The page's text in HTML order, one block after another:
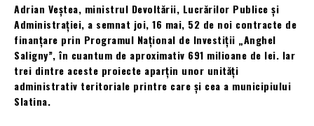
Adrian Veștea, ministrul Devoltării, Lucrărilor Publice și
Administrației, a semnat joi, 16 mai, 52 de noi contracte de
finanțare prin Programul Național de Investiții „Anghel
Saligny”, în cuantum de aproximativ 691 milioane de lei. Iar
trei dintre aceste proiecte aparțin unor unități
administrativ teritoriale printre care și cea a municipiului
Slatina.